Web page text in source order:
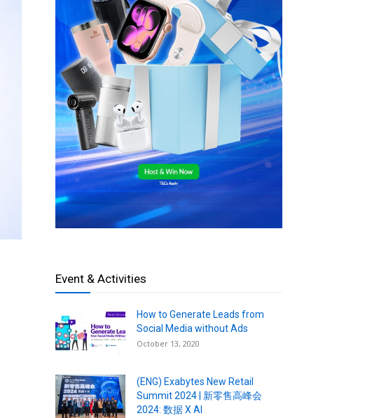
Event & Activities
How to Generate Leads from
Social Media without Ads
October 13, 2020
(ENG) Exabytes New Retail
Summit 2024 | 新零售高峰会
2024: 数据 X AI